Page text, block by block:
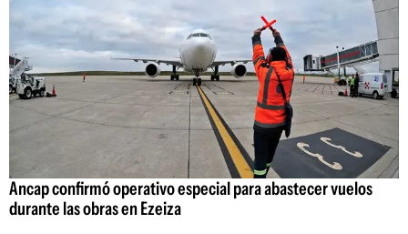
Ancap confirmó operativo especial para abastecer vuelos
durante las obras en Ezeiza